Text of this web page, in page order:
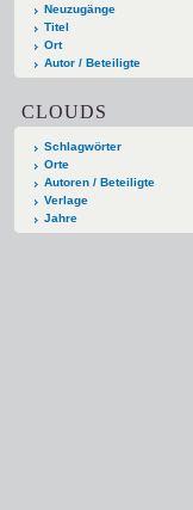
Neuzugänge
Titel
Ort
Autor / Beteiligte
CLOUDS
Schlagwörter
Orte
Autoren / Beteiligte
Verlage
Jahre